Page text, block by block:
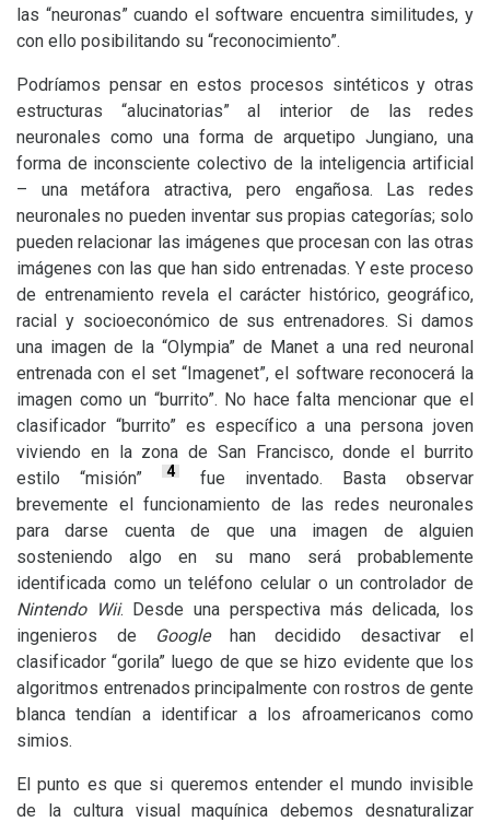
las “neuronas” cuando el software encuentra similitudes, y
con ello posibilitando su “reconocimiento”.
Podríamos pensar en estos procesos sintéticos y otras
estructuras “alucinatorias” al interior de las redes
neuronales como una forma de arquetipo Jungiano, una
forma de inconsciente colectivo de la inteligencia artificial
– una metáfora atractiva, pero engañosa. Las redes
neuronales no pueden inventar sus propias categorías; solo
pueden relacionar las imágenes que procesan con las otras
imágenes con las que han sido entrenadas. Y este proceso
de entrenamiento revela el carácter histórico, geográfico,
racial y socioeconómico de sus entrenadores. Si damos
una imagen de la “Olympia” de Manet a una red neuronal
entrenada con el set “Imagenet”, el software reconocerá la
imagen como un “burrito”. No hace falta mencionar que el
clasificador “burrito” es específico a una persona joven
viviendo en la zona de San Francisco, donde el burrito
estilo “misión” 4
fue inventado. Basta observar
brevemente el funcionamiento de las redes neuronales
para darse cuenta de que una imagen de alguien
sosteniendo algo en su mano será probablemente
identificada como un teléfono celular o un controlador de
Nintendo Wii. Desde una perspectiva más delicada, los
ingenieros de
Googlehan decidido desactivar el
clasificador “gorila” luego de que se hizo evidente que los
algoritmos entrenados principalmente con rostros de gente
blanca tendían a identificar a los afroamericanos como
simios.
El punto es que si queremos entender el mundo invisible
de la cultura visual maquínica debemos desnaturalizar